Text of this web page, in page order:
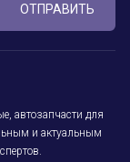
ОТПРАВИТЬ
автозапчасти для
и актуальным